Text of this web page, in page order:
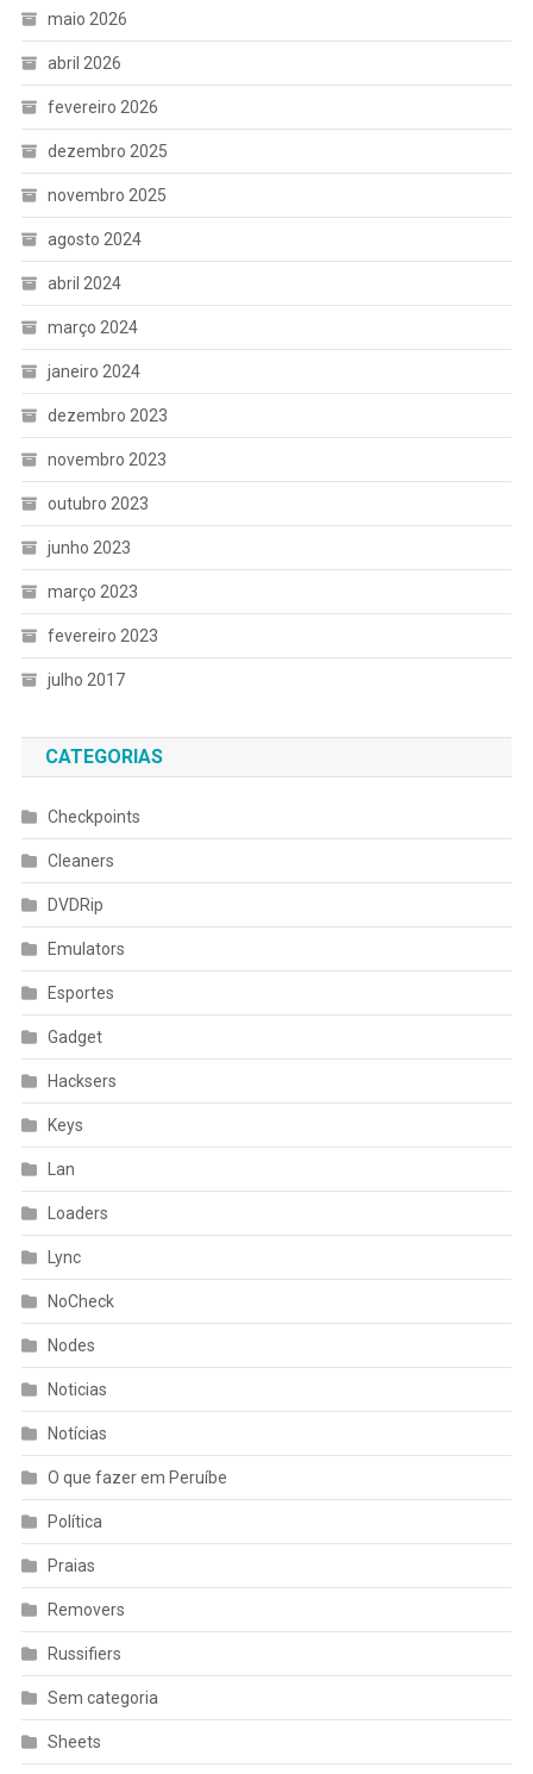
maio 2026
abril 2026
fevereiro 2026
dezembro 2025
novembro 2025
agosto 2024
abril 2024
março 2024
janeiro 2024
dezembro 2023
novembro 2023
outubro 2023
junho 2023
março 2023
fevereiro 2023
julho 2017
CATEGORIAS
Checkpoints
Cleaners
DVDRip
Emulators
Esportes
Gadget
Hacksers
Keys
Lan
Loaders
Lync
NoCheck
Nodes
Noticias
Notícias
O que fazer em Peruíbe
Política
Praias
Removers
Russifiers
Sem categoria
Sheets